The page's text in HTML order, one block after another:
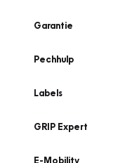
Garantie
Pechhulp
Labels
GRIP Expert
E-Mobility